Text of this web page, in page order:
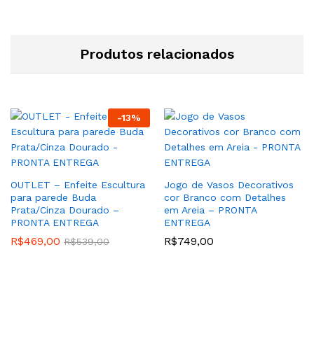
Produtos relacionados
-13%
OUTLET – Enfeite Escultura
para parede Buda
Prata/Cinza Dourado –
PRONTA ENTREGA
R$469,00 R$539,00
Jogo de Vasos Decorativos
cor Branco com Detalhes
em Areia – PRONTA
ENTREGA
R$749,00